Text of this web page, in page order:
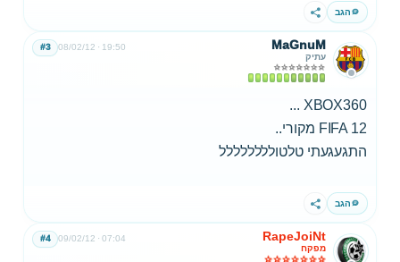
הגב שתף
MaGnuM
עתיק
08/02/12 19:50
#3
XBOX360 ...
FIFA 12 מקורי..
התגעגעתי טלטולללללללל
הגב שתף
RapeJoiNt
מפקח
09/02/12 07:04
#4